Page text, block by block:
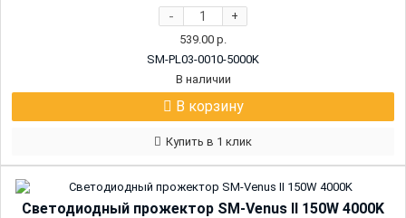
- +
539.00 р.
SM-PL03-0010-5000K
В наличии
В корзину
Купить в 1 клик
Светодиодный прожектор SM-Venus II 150W 4000K